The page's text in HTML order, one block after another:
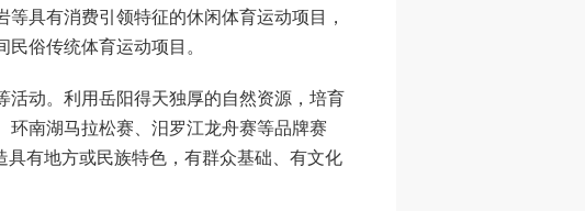
具有消费引领特征的休闲体育运动项目，
俗传统体育运动项目。
动。利用岳阳得天独厚的自然资源，培育
南湖马拉松赛、汨罗江龙舟赛等品牌赛
有地方或民族特色，有群众基础、有文化